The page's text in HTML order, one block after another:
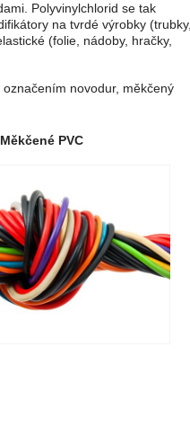
Polyvinylchlorid se tak
na tvrdé výrobky (trubky,
(folie, nádoby, hračky,
novodur, měkčený
Měkčené PVC